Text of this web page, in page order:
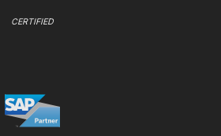
CERTIFIED